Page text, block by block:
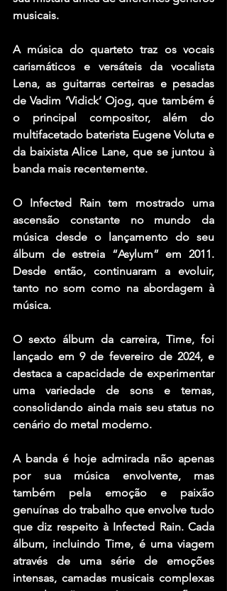
musicais.
A música do quarteto traz os vocais
carismáticos e versáteis da vocalista
Lena, as guitarras certeiras e pesadas
de Vadim ‘Vidick’ Ojog, que também é
o principal compositor, além do
multifacetado baterista Eugene Voluta e
da baixista Alice Lane, que se juntou à
banda mais recentemente.
O Infected Rain tem mostrado uma
ascensão constante no mundo da
música desde o lançamento do seu
álbum de estreia “Asylum” em 2011.
Desde então, continuaram a evoluir,
tanto no som como na abordagem à
música.
O sexto álbum da carreira, Time, foi
lançado em 9 de fevereiro de 2024, e
destaca a capacidade de experimentar
uma variedade de sons e temas,
consolidando ainda mais seu status no
cenário do metal moderno.
A banda é hoje admirada não apenas
por sua música envolvente, mas
também pela emoção e paixão
genuínas do trabalho que envolve tudo
que diz respeito à Infected Rain. Cada
álbum, incluindo Time, é uma viagem
através de uma série de emoções
intensas, camadas musicais complexas